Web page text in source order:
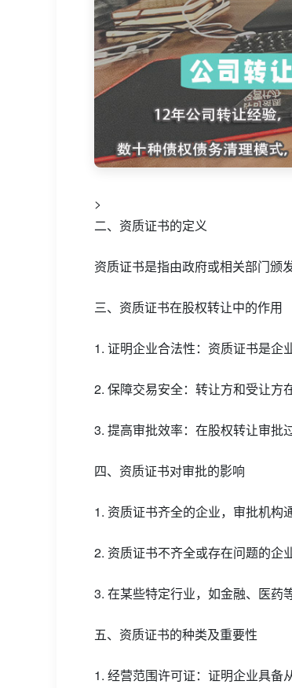
>
二、资质证书的定义
资质证书是指由政府或相关部门颁
三、资质证书在股权转让中的作用
1. 证明企业合法性：资质证书是企
2. 保障交易安全：转让方和受让方
3. 提高审批效率：在股权转让审批
四、资质证书对审批的影响
1. 资质证书齐全的企业，审批机构
2. 资质证书不齐全或存在问题的企
3. 在某些特定行业，如金融、医药
五、资质证书的种类及重要性
1. 经营范围许可证：证明企业具备